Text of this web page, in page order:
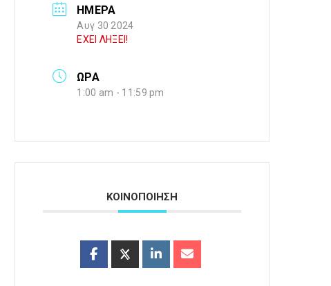
ΗΜΕΡΑ
Αυγ 30 2024
ΕΧΕΙ ΛΗΞΕΙ!
ΩΡΑ
1:00 am - 11:59 pm
ΚΟΙΝΟΠΟΙΗΣΗ